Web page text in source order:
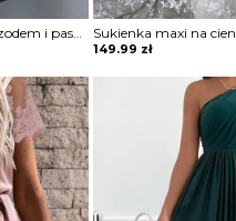
Sukienka z cekinowym przodem i paskami
149.99 zł